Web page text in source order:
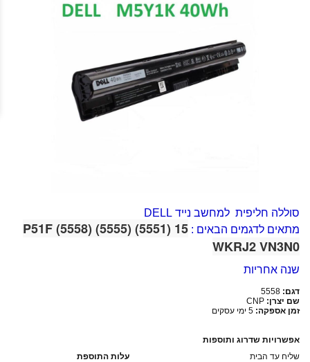
סוללה חליפית למחשב נייד DELL
מתאים לדגמים הבאים :
15 (5551) (5555) (5558) P51F
WKRJ2 VN3N0
שנה אחריות
דגם: 5558
שם יצרן: CNP
זמן אספקה: 5 ימי עסקים
אפשרויות שדרוג ותוספות
שליח עד הבית
עלות התוספת